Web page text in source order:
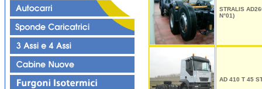
STRALIS
N°01)
AD 410 T 45